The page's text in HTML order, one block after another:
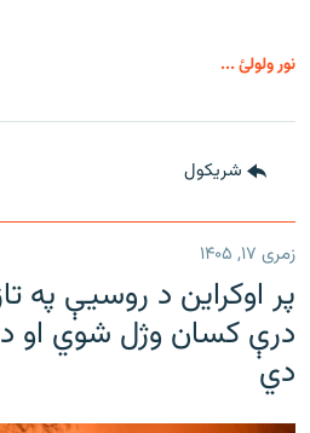
نور ولولئ ...
شريکول
زمری ۱۷, ۱۴۰۵
پر اوکراین د روسیې په
درې کسان وژل شوي او
دي